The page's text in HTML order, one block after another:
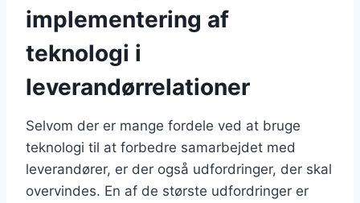
implementering af
teknologi i
leverandørrelationer
Selvom der er mange fordele ved at bruge
teknologi til at forbedre samarbejdet med
leverandører, er der også udfordringer, der skal
overvindes. En af de største udfordringer er